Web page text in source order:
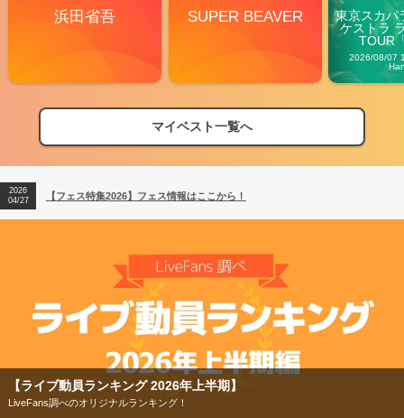
浜田省吾 SUPER BEAVER
東京スカパ
ケストラ
TOUR
2026/08/07
マイベスト一覧へ
【フェス特集2026】フェス情報はここから！
【ライブ動員ランキング】2026年上半期編発表！
2026
04/27
【フェス特集2026】フェス情報はここから！
2026
ンキング 2026年上半期】
ジナルランキング！